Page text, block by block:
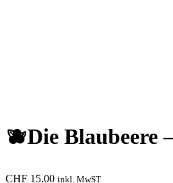
🫐Die Blaubeere
CHF 15.00 inkl. MwST